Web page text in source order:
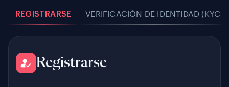
REGISTRARSE VERIFICACIÓN DE IDENTIDAD (KYC)
Registrarse